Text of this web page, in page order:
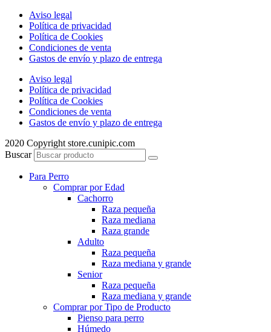
Aviso legal
Política de privacidad
Política de Cookies
Condiciones de venta
Gastos de envío y plazo de entrega
Aviso legal
Política de privacidad
Política de Cookies
Condiciones de venta
Gastos de envío y plazo de entrega
2020 Copyright store.cunipic.com
Buscar
Para Perro
Comprar por Edad
Cachorro
Raza pequeña
Raza mediana
Raza grande
Adulto
Raza pequeña
Raza mediana y grande
Senior
Raza pequeña
Raza mediana y grande
Comprar por Tipo de Producto
Pienso para perro
Húmedo